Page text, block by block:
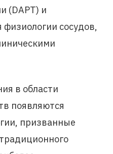
(DAPT) и
сосудов,
в области
появляются
призванные